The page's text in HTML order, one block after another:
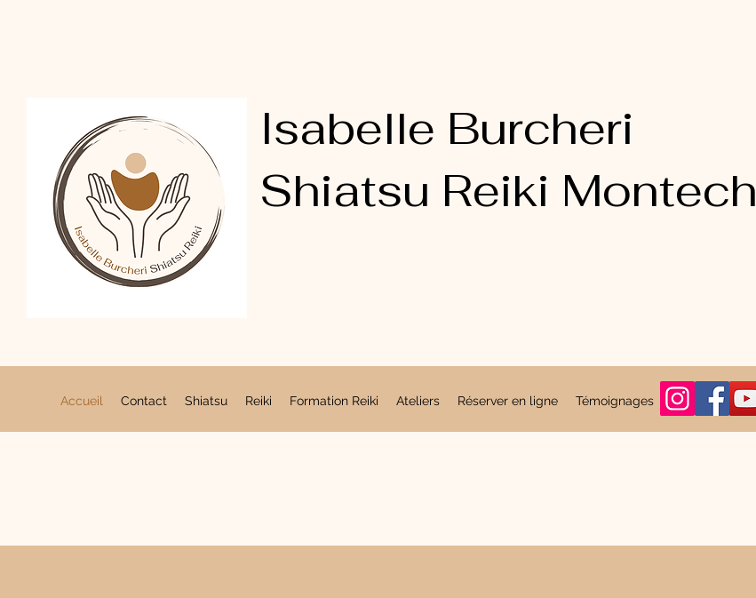
Isabelle Burcheri
Shiatsu Reiki Montech​
Accueil Contact Shiatsu Reiki Formation Reiki Ateliers Réserver en ligne Témoignages Plus